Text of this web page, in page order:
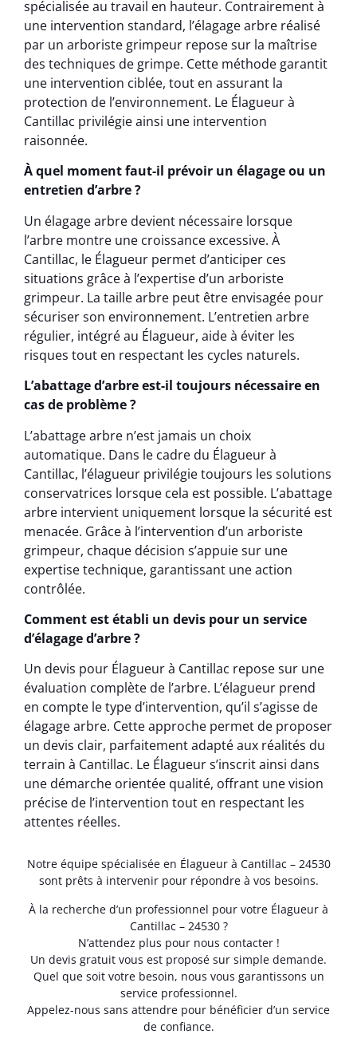
spécialisée au travail en hauteur. Contrairement à
une intervention standard, l’élagage arbre réalisé
par un arboriste grimpeur repose sur la maîtrise
des techniques de grimpe. Cette méthode garantit
une intervention ciblée, tout en assurant la
protection de l’environnement. Le Élagueur à
Cantillac privilégie ainsi une intervention
raisonnée.
À quel moment faut-il prévoir un élagage ou un
entretien d’arbre ?
Un élagage arbre devient nécessaire lorsque
l’arbre montre une croissance excessive. À
Cantillac, le Élagueur permet d’anticiper ces
situations grâce à l’expertise d’un arboriste
grimpeur. La taille arbre peut être envisagée pour
sécuriser son environnement. L’entretien arbre
régulier, intégré au Élagueur, aide à éviter les
risques tout en respectant les cycles naturels.
L’abattage d’arbre est-il toujours nécessaire en
cas de problème ?
L’abattage arbre n’est jamais un choix
automatique. Dans le cadre du Élagueur à
Cantillac, l’élagueur privilégie toujours les solutions
conservatrices lorsque cela est possible. L’abattage
arbre intervient uniquement lorsque la sécurité est
menacée. Grâce à l’intervention d’un arboriste
grimpeur, chaque décision s’appuie sur une
expertise technique, garantissant une action
contrôlée.
Comment est établi un devis pour un service
d’élagage d’arbre ?
Un devis pour Élagueur à Cantillac repose sur une
évaluation complète de l’arbre. L’élagueur prend
en compte le type d’intervention, qu’il s’agisse de
élagage arbre. Cette approche permet de proposer
un devis clair, parfaitement adapté aux réalités du
terrain à Cantillac. Le Élagueur s’inscrit ainsi dans
une démarche orientée qualité, offrant une vision
précise de l’intervention tout en respectant les
attentes réelles.
Notre équipe spécialisée en Élagueur à Cantillac – 24530
sont prêts à intervenir pour répondre à vos besoins.
À la recherche d’un professionnel pour votre Élagueur à
Cantillac – 24530 ?
N’attendez plus pour nous contacter !
Un devis gratuit vous est proposé sur simple demande.
Quel que soit votre besoin, nous vous garantissons un
service professionnel.
Appelez-nous sans attendre pour bénéficier d’un service
de confiance.